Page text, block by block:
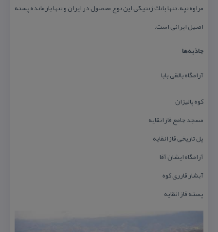
مراوه تپه، تنها بانك ژنتیكی این نوع محصول در ایران و تنها بازمانده پسته
اصیل ایرانی است.
جاذبه‌ها
آرامگاه بالقی بابا
كوه پالیزان
مسجد جامع قازانقایه
پل تاریخی قازانقایه
آرامگاه ایشان آقا
آبشار قارری كوه
پسته قازانقایه